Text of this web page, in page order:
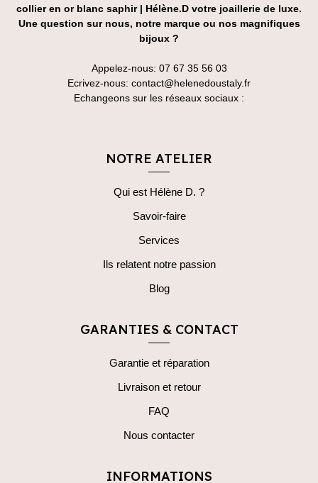
collier en or blanc saphir | Hélène.D votre joaillerie de luxe.
Une question sur nous, notre marque ou nos magnifiques
bijoux ?
Appelez-nous: 07 67 35 56 03
Ecrivez-nous: contact@helenedoustaly.fr
Echangeons sur les réseaux sociaux :
NOTRE ATELIER
Qui est Hélène D. ?
Savoir-faire
Services
Ils relatent notre passion
Blog
GARANTIES & CONTACT
Garantie et réparation
Livraison et retour
FAQ
Nous contacter
INFORMATIONS